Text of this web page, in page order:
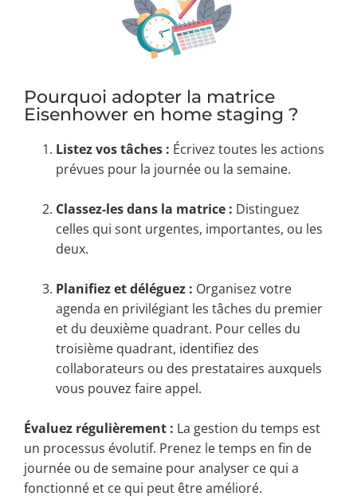
Pourquoi adopter la matrice
Eisenhower en home staging ?
Listez vos tâches : Écrivez toutes les actions
prévues pour la journée ou la semaine.
Classez-les dans la matrice : Distinguez
celles qui sont urgentes, importantes, ou les
deux.
Planifiez et déléguez : Organisez votre
agenda en privilégiant les tâches du premier
et du deuxième quadrant. Pour celles du
troisième quadrant, identifiez des
collaborateurs ou des prestataires auxquels
vous pouvez faire appel.
Évaluez régulièrement : La gestion du temps est
un processus évolutif. Prenez le temps en fin de
journée ou de semaine pour analyser ce qui a
fonctionné et ce qui peut être amélioré.